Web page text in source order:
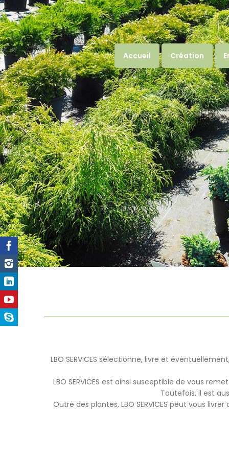
Accueil Création
LBO SERVICES sélectionne, livre et
LBO SERVICES est ainsi susceptible de vous
Toutefois, il est
Outre des plantes, LBO SERVICES peut vous